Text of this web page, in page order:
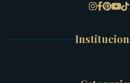
Meus
Carrinho de